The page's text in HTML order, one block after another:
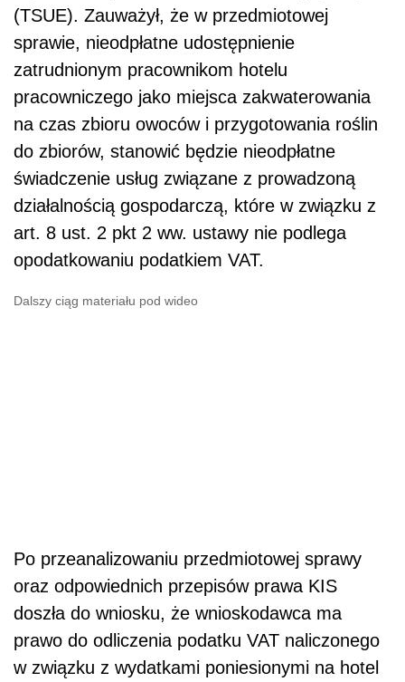
(TSUE). Zauważył, że w przedmiotowej
sprawie, nieodpłatne udostępnienie
zatrudnionym pracownikom hotelu
pracowniczego jako miejsca zakwaterowania
na czas zbioru owoców i przygotowania roślin
do zbiorów, stanowić będzie nieodpłatne
świadczenie usług związane z prowadzoną
działalnością gospodarczą, które w związku z
art. 8 ust. 2 pkt 2 ww. ustawy nie podlega
opodatkowaniu podatkiem VAT.
Dalszy ciąg materiału pod wideo
Po przeanalizowaniu przedmiotowej sprawy
oraz odpowiednich przepisów prawa KIS
doszła do wniosku, że wnioskodawca ma
prawo do odliczenia podatku VAT naliczonego
w związku z wydatkami poniesionymi na hotel